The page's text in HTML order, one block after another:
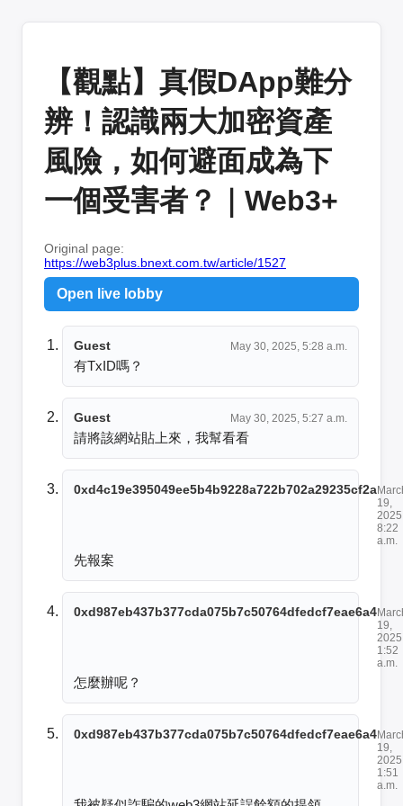
【觀點】真假DApp難分
辨！認識兩大加密資產
風險，如何避面成為下
一個受害者？｜Web3+
Original page:
https://web3plus.bnext.com.tw/article/1527
Open live lobby
Guest May 30, 2025, 5:28 a.m.
有TxID嗎？
Guest May 30, 2025, 5:27 a.m.
請將該網站貼上來，我幫看看
0xd4c19e395049ee5b4b9228a722b702a29235cf2a
19,
8:22
a.m.
先報案
0xd987eb437b377cda075b7c50764dfedcf7eae6a4
19,
1:52
a.m.
怎麼辦呢？
0xd987eb437b377cda075b7c50764dfedcf7eae6a4
19,
1:51
a.m.